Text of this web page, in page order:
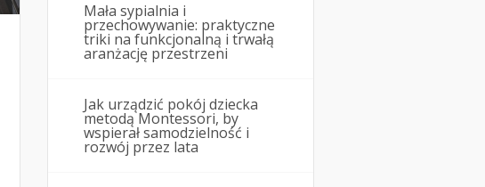
Mała sypialnia i
przechowywanie: praktyczne
triki na funkcjonalną i trwałą
aranżację przestrzeni
Jak urządzić pokój dziecka
metodą Montessori, by
wspierał samodzielność i
rozwój przez lata